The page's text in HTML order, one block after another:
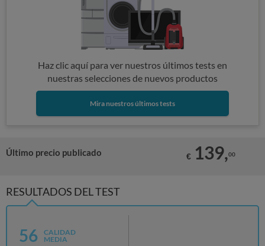
Haz clic aquí para ver nuestros últimos tests en
nuestras selecciones de nuevos productos
Mira nuestros últimos tests
Último precio publicado € 139,00
RESULTADOS DEL TEST
56
CALIDAD
MEDIA